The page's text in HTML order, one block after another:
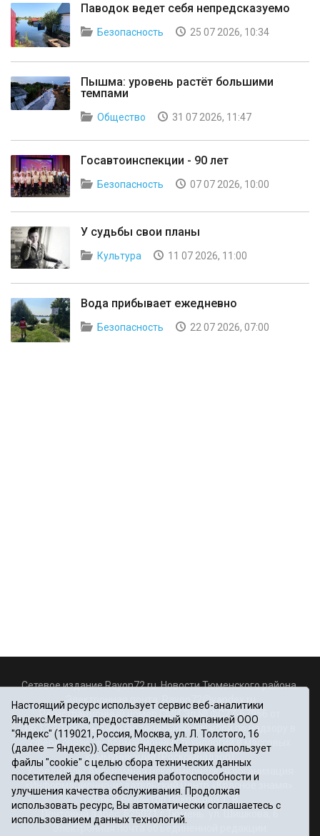
Паводок ведет себя непредсказуемо
Безопасность 25 07 2026, 10:34
Пышма: уровень растёт большими
темпами
Общество 31 07 2026, 11:47
Госавтоинспекции - 90 лет
Безопасность 07 07 2026, 10:00
У судьбы свои планы
Культура 11 07 2026, 11:00
Вода прибывает ежедневно
Безопасность 22 07 2026, 07:00
Сетевое издание Rayon72.ru. Новости Тюменского района.
Rayon72@yandex.ru
Регистрационный номер СМИ Эл № ФС77-67956 от
06.12.2016г., выдано Федеральной службой по надзору в
сфере связи, информационных технологий и массовых
коммуникаций (Роскомнадзор)
Учредитель: Автономная некоммерческая организация
«Информационно-издательский центр «Красное знамя».
Главный редактор Некрасова Т. В.
Почтовый адрес: 625031 г.Тюмень. ул. Шишкова, 6
Электронная почта объединенной редакции:
Настоящий ресурс использует сервис веб-аналитики
Яндекс.Метрика, предоставляемый компанией ООО
"Яндекс" (119021, Россия, Москва, ул. Л. Толстого, 16
(далее — Яндекс)). Сервис Яндекс.Метрика использует
файлы "cookie" с целью сбора технических данных
посетителей для обеспечения работоспособности и
улучшения качества обслуживания. Продолжая
использовать ресурс, Вы автоматически соглашаетесь с
использованием данных технологий.